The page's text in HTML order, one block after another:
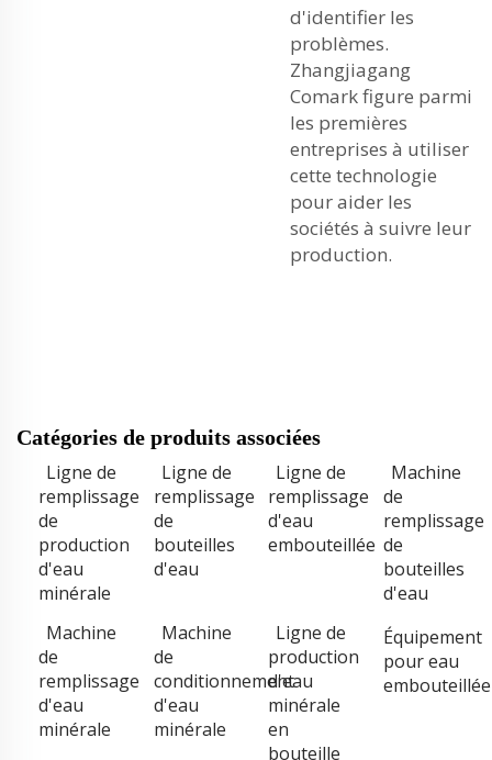
d'identifier les
problèmes.
Zhangjiagang
Comark figure parmi
les premières
entreprises à utiliser
cette technologie
pour aider les
sociétés à suivre leur
production.
Catégories de produits associées
Ligne de
remplissage
de
production
d'eau
minérale
Ligne de
remplissage
de
bouteilles
d'eau
Ligne de
remplissage
d'eau
embouteillée
Machine
de
remplissage
de
bouteilles
d'eau
Machine
de
remplissage
d'eau
minérale
Machine
de
conditionnement
d'eau
minérale
Ligne de
production
d'eau
minérale
en
bouteille
Équipement
pour eau
embouteillée